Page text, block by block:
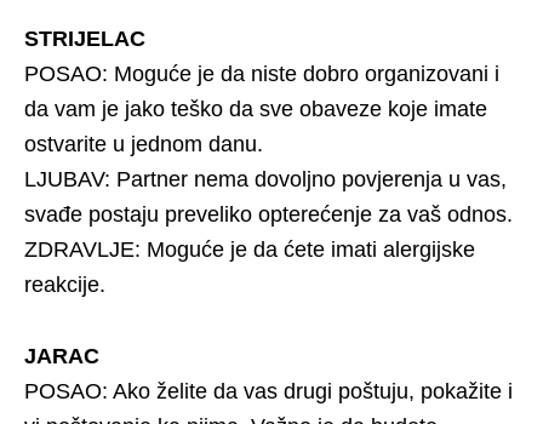
STRIJELAC
POSAO: Moguće je da niste dobro organizovani i
da vam je jako teško da sve obaveze koje imate
ostvarite u jednom danu.
LJUBAV: Partner nema dovoljno povjerenja u vas,
svađe postaju preveliko opterećenje za vaš odnos.
ZDRAVLJE: Moguće je da ćete imati alergijske
reakcije.
JARAC
POSAO: Ako želite da vas drugi poštuju, pokažite i